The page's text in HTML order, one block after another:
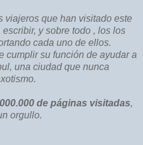
viajeros que han visitado este
y sobre todo , los los
cada uno de ellos.
cumplir su función de ayudar a
una ciudad que nunca
de páginas visitadas,
orgullo.